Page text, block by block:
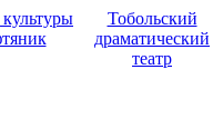
Тобольский
драматический
театр